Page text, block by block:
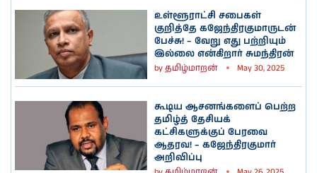
உள்ளூராட்சி சபைகள்
குறித்தே கஜேந்திரகுமாருடன்
பேச்சு! – வேறு எது பற்றியும்
இல்லை என்கிறார் சுமந்திரன்
byதமிழ்மாறன் May 30, 2025
கூடிய ஆசனங்களைப் பெற்ற
தமிழ்த் தேசியக்
கட்சிகளுக்குப் பேரவை
ஆதரவ! – கஜேந்திரகுமார்
அறிவிப்பு